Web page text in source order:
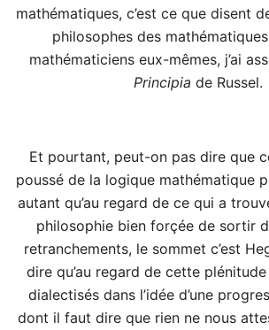
mathématiques, c’est ce que disent
philosophes des
mathématiciens eux-mêmes, j’ai
Principia de Russel.
Et pourtant, peut-on pas dire que
poussé de la logique mathématique
autant qu’au regard de ce qui a
philosophie bien forçée de sortir
retranchements, le sommet c’est
dire qu’au regard de cette
dialectisés dans l’idée d’une
dont il faut dire que rien ne nous